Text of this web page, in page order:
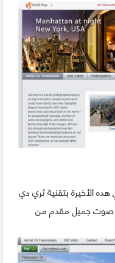
الأخيرة بتقنية ثري دي
صوت جميل مقدم من